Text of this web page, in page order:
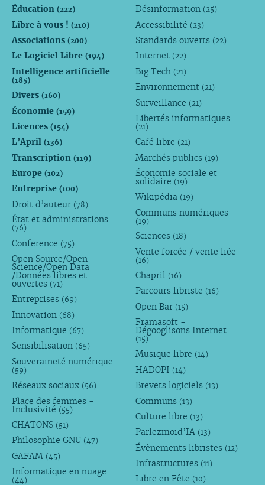
Éducation (222)
Libre à vous ! (210)
Associations (200)
Le Logiciel Libre (194)
Intelligence artificielle
(185)
Divers (160)
Économie (159)
Licences (154)
L’April (136)
Transcription (119)
Europe (102)
Entreprise (100)
Droit d’auteur (78)
État et administrations
(76)
Conference (75)
Open Source/Open
Science/Open Data
/Données libres et
ouvertes (71)
Entreprises (69)
Innovation (68)
Informatique (67)
Sensibilisation (65)
Souveraineté numérique
(59)
Réseaux sociaux (56)
Place des femmes -
Inclusivité (55)
CHATONS (51)
Philosophie GNU (47)
GAFAM (45)
Informatique en nuage
(44)
Désinformation (25)
Accessibilité (23)
Standards ouverts (22)
Internet (22)
Big Tech (21)
Environnement (21)
Surveillance (21)
Libertés informatiques
(21)
Café libre (21)
Marchés publics (19)
Économie sociale et
solidaire (19)
Wikipédia (19)
Communs numériques
(19)
Sciences (18)
Vente forcée / vente liée
(16)
Chapril (16)
Parcours libriste (16)
Open Bar (15)
Framasoft -
Dégooglisons Internet
(15)
Musique libre (14)
HADOPI (14)
Brevets logiciels (13)
Communs (13)
Culture libre (13)
Parlezmoid’IA (13)
Évènements libristes (12)
Infrastructures (11)
Libre en Fête (10)